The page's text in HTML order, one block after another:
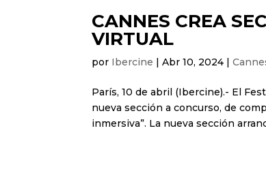
CANNES CREA
VIRTUAL
por Ibercine |Abr 10, 2024 |
París, 10 de abril (Ibercine).- El
nueva sección a concurso, de
inmersiva”. La nueva sección